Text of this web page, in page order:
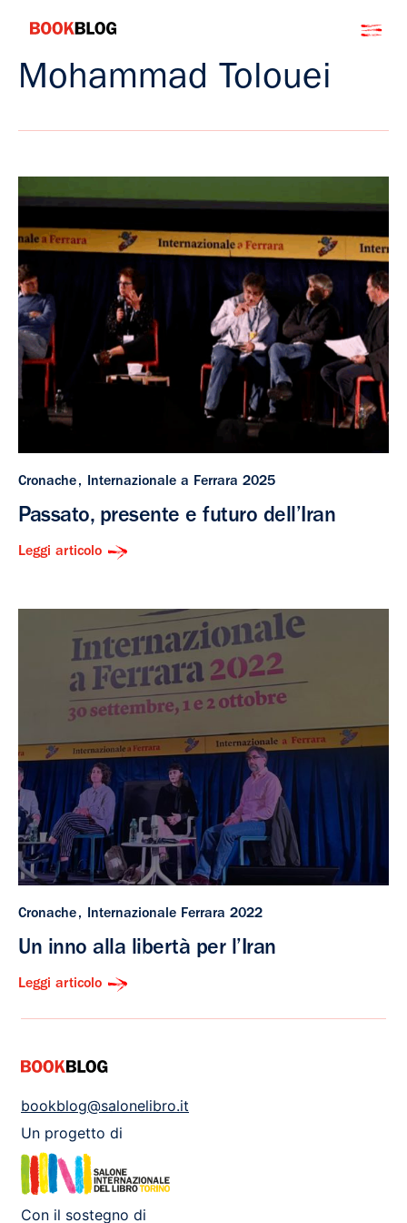
contenuto
Bookblog
Mohammad Tolouei
Cronache Internazionale a Ferrara 2025
Passato, presente e futuro dell’Iran
Leggi articolo
Cronache Internazionale Ferrara 2022
Un inno alla libertà per l’Iran
Leggi articolo
bookblog@salonelibro.it
Un progetto di
Con il sostegno di